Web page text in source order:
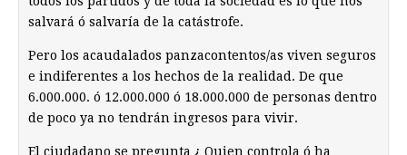
salvará ó salvaría de la catástrofe.
Pero los acaudalados panzacontentos/as viven seguros
e indiferentes a los hechos de la realidad. De que
6.000.000. ó 12.000.000 ó 18.000.000 de personas dentro
de poco ya no tendrán ingresos para vivir.
El ciudadano se pregunta ¿ Quien controla ó ha